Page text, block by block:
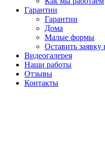
Гарантии
Гарантии
Дома
Малые формы
Оставить
Видеогалерея
Наши работы
Отзывы
Контакты